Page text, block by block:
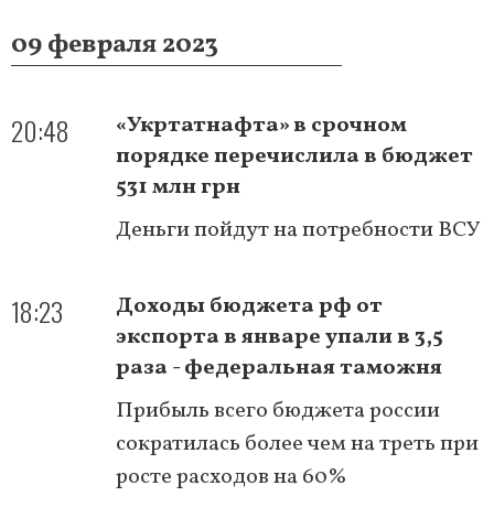
09 февраля 2023
20:48
«Укртатнафта» в срочном
порядке перечислила в бюджет
531 млн грн
Деньги пойдут на потребности ВСУ
18:23
Доходы бюджета рф от
экспорта в январе упали в 3,5
раза - федеральная таможня
Прибыль всего бюджета россии
сократилась более чем на треть при
росте расходов на 60%